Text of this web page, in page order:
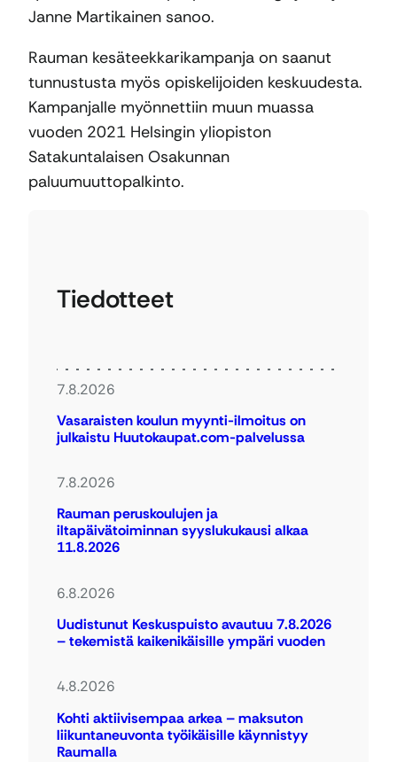
Janne Martikainen sanoo.
Rauman kesäteekkarikampanja on saanut
tunnustusta myös opiskelijoiden keskuudesta.
Kampanjalle myönnettiin muun muassa
vuoden 2021 Helsingin yliopiston
Satakuntalaisen Osakunnan
paluumuuttopalkinto.
Tiedotteet
7.8.2026
Vasaraisten koulun myynti-ilmoitus on
julkaistu Huutokaupat.com-palvelussa
7.8.2026
Rauman peruskoulujen ja
iltapäivätoiminnan syyslukukausi alkaa
11.8.2026
6.8.2026
Uudistunut Keskuspuisto avautuu 7.8.2026
– tekemistä kaikenikäisille ympäri vuoden
4.8.2026
Kohti aktiivisempaa arkea – maksuton
liikuntaneuvonta työikäisille käynnistyy
Raumalla